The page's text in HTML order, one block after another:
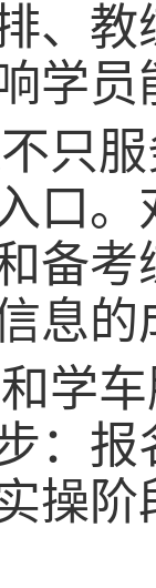
、
学
只
口
备
息的
学
：
操